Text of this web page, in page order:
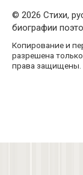
© 2026 Стихи,
биографии
Копирование и
разрешена
права защищены.